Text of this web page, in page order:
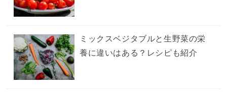
ミックスベジタブルと生野菜の栄
養に違いはある？レシピも紹介